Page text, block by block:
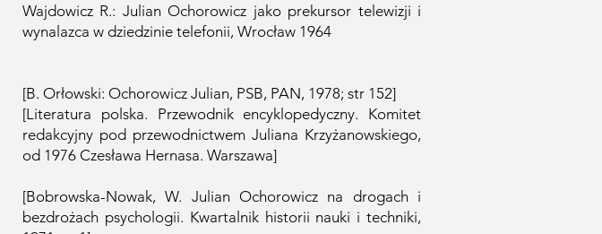
Wajdowicz R.: Julian Ochorowicz jako prekursor telewizji i
wynalazca w dziedzinie telefonii, Wrocław 1964
[B. Orłowski: Ochorowicz Julian, PSB, PAN, 1978; str 152]
[Literatura polska. Przewodnik encyklopedyczny. Komitet
redakcyjny pod przewodnictwem Juliana Krzyżanowskiego,
od 1976 Czesława Hernasa. Warszawa]
[Bobrowska-Nowak, W. Julian Ochorowicz na drogach i
bezdrożach psychologii. Kwartalnik historii nauki i techniki,